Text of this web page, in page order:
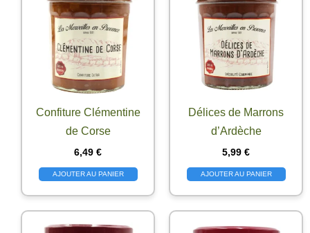
Confiture Clémentine
de Corse
6,49 €
AJOUTER AU PANIER
Délices de Marrons
d’Ardèche
5,99 €
AJOUTER AU PANIER